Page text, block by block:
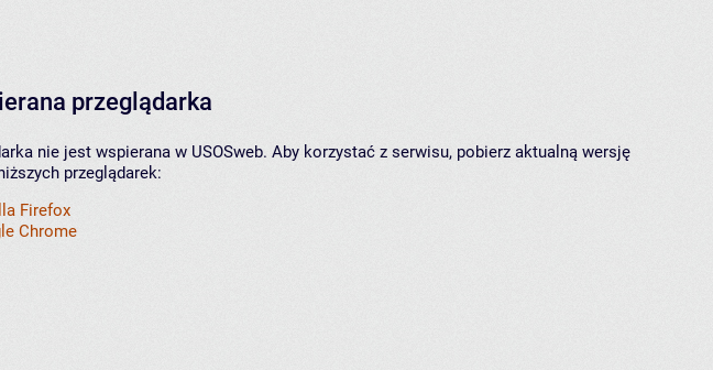
przeglądarka
nie jest wspierana w USOSweb. Aby korzystać z serwisu, pobierz aktualną wersję
przeglądarek:
Firefox
Chrome